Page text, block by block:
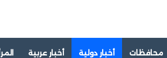
محافظات أخبار دولية أخبار عربية